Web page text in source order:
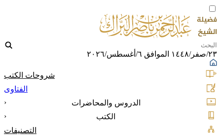
٢٣/صفر/١٤٤٨ الموافق ٦/أغسطس/٢٠٢٦
شروحات الكتب
الفتاوى
الدروس والمحاضرات
‹
الكتب
‹
التصنيفات